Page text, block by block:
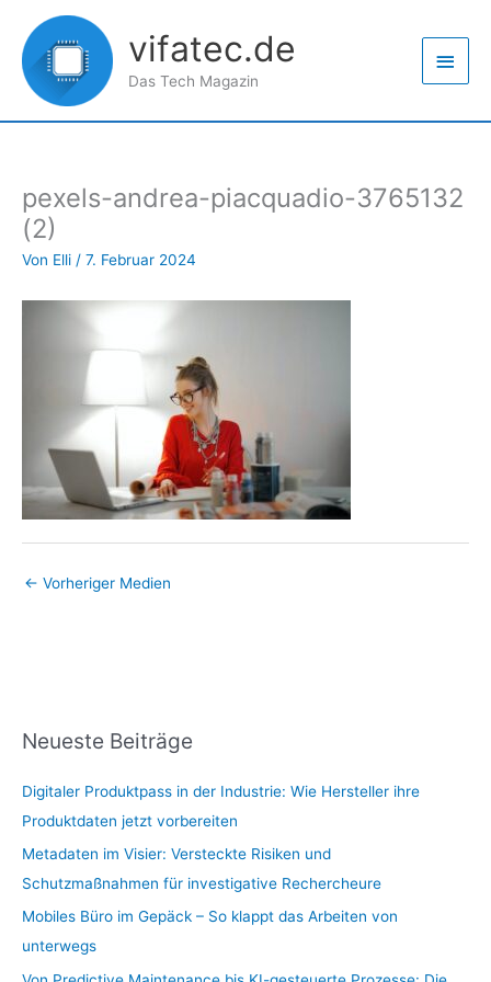
Inhalt
springen
vifatec.de
Das Tech Magazin
pexels-andrea-piacquadio-3765132
(2)
Von Elli / 7. Februar 2024
← Vorheriger Medien
Neueste Beiträge
Digitaler Produktpass in der Industrie: Wie Hersteller ihre
Produktdaten jetzt vorbereiten
Metadaten im Visier: Versteckte Risiken und
Schutzmaßnahmen für investigative Rechercheure
Mobiles Büro im Gepäck – So klappt das Arbeiten von
unterwegs